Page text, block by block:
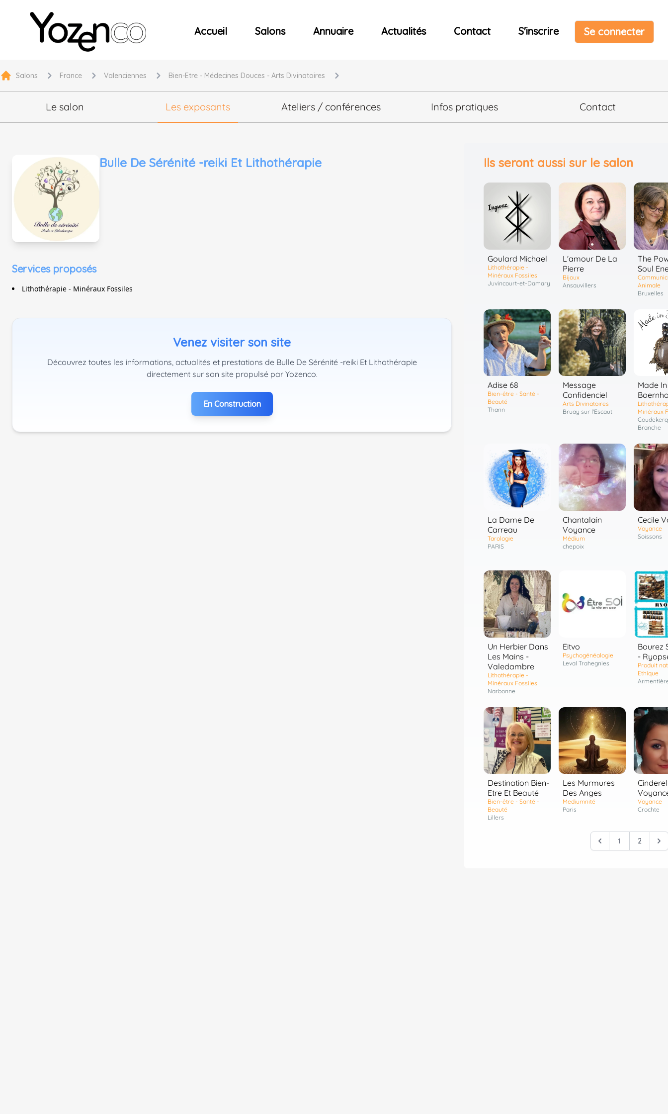
Yozenco - Organisateur de Salons, Evénements et Concerts
Accueil Salons Annuaire Actualités Contact S'inscrire Se connecter
Salons France Valenciennes Bien-Etre - Médecines Douces - Arts Divinatoires
Le salon Les exposants Ateliers / conférences Infos pratiques Contact
Bulle De Sérénité -reiki Et Lithothérapie
Services proposés
Lithothérapie - Minéraux Fossiles
Venez visiter son site
Découvrez toutes les informations, actualités et prestations de Bulle De Sérénité -reiki Et Lithothérapie
directement sur son site propulsé par Yozenco.
En Construction
Ils seront aussi sur le salon
Goulard Michael
Lithothérapie -
Minéraux Fossiles
Juvincourt-et-Damary
L'amour De La
Pierre
Bijoux
Ansauvillers
The
Soul
Animale
Bruxelles
Adise 68
Bien-être - Santé -
Beauté
Thann
Message
Confidenciel
Arts Divinatoires
Bruay sur l'Escaut
Made In
Minéraux
Branche
La Dame De
Carreau
Tarologie
PARIS
Chantalain
Voyance
Médium
chepoix
Cecile
Voyance
Soissons
Un Herbier Dans
Les Mains -
Valedambre
Lithothérapie -
Minéraux Fossiles
Narbonne
Eitvo
Psychogénéalogie
Leval Trahegnies
Bourez
-
Produit
Ethique
Destination Bien-
Etre Et Beauté
Bien-être - Santé -
Beauté
Lillers
Les Murmures
Des Anges
Mediumnité
Paris
Voyance
Crochte
1 2